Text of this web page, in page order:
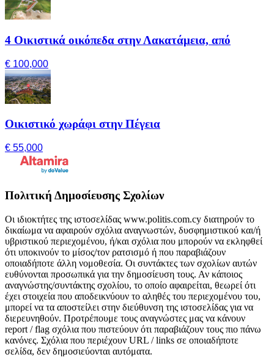
4 Οικιστικά οικόπεδα στην Λακατάμεια, από
€ 100,000
Οικιστικό χωράφι στην Πέγεια
€ 55,000
Πολιτική Δημοσίευσης Σχολίων
Οι ιδιοκτήτες της ιστοσελίδας www.politis.com.cy διατηρούν το
δικαίωμα να αφαιρούν σχόλια αναγνωστών, δυσφημιστικού και/ή
υβριστικού περιεχομένου, ή/και σχόλια που μπορούν να εκληφθεί
ότι υποκινούν το μίσος/τον ρατσισμό ή που παραβιάζουν
οποιαδήποτε άλλη νομοθεσία. Οι συντάκτες των σχολίων αυτών
ευθύνονται προσωπικά για την δημοσίευση τους. Αν κάποιος
αναγνώστης/συντάκτης σχολίου, το οποίο αφαιρείται, θεωρεί ότι
έχει στοιχεία που αποδεικνύουν το αληθές του περιεχομένου του,
μπορεί να τα αποστείλει στην διεύθυνση της ιστοσελίδας για να
διερευνηθούν. Προτρέπουμε τους αναγνώστες μας να κάνουν
report / flag σχόλια που πιστεύουν ότι παραβιάζουν τους πιο πάνω
κανόνες. Σχόλια που περιέχουν URL / links σε οποιαδήποτε
σελίδα, δεν δημοσιεύονται αυτόματα.